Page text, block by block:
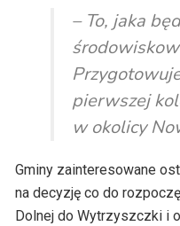
dźwiękowych– To, jaka
pierwszej
w okolicy
Gminy zainteresowane
na decyzję co do
Dolnej do Wytrzyszczki i